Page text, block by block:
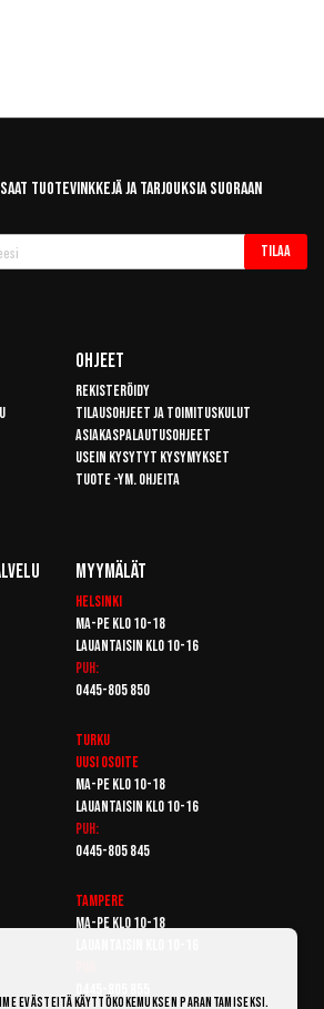
tuotevinkkejä ja tarjouksia suoraan
Tilaa
Ohjeet
Rekisteröidy
Tilausohjeet ja toimituskulut
Asiakaspalautusohjeet
Usein kysytyt kysymykset
Tuote -ym. ohjeita
Myymälät
Helsinki
Ma-pe klo 10-18
Lauantaisin klo 10-16
Puh:
0445-805 850
Turku
Uusi osoite
Ma-pe klo 10-18
Lauantaisin klo 10-16
Puh:
0445-805 845
Tampere
Ma-pe klo 10-18
evästeitä käyttökokemuksen parantamiseksi.